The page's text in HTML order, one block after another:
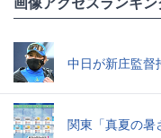
中日が新庄監督
関東「真夏の暑